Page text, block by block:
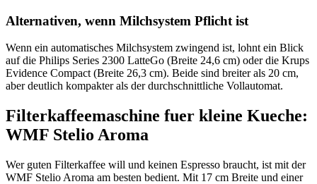
Alternativen, wenn Milchsystem Pflicht ist
Wenn ein automatisches Milchsystem zwingend ist, lohnt ein Blick
auf die Philips Series 2300 LatteGo (Breite 24,6 cm) oder die Krups
Evidence Compact (Breite 26,3 cm). Beide sind breiter als 20 cm,
aber deutlich kompakter als der durchschnittliche Vollautomat.
Filterkaffeemaschine fuer kleine Kueche:
WMF Stelio Aroma
Wer guten Filterkaffee will und keinen Espresso braucht, ist mit der
WMF Stelio Aroma am besten bedient. Mit 17 cm Breite und einer